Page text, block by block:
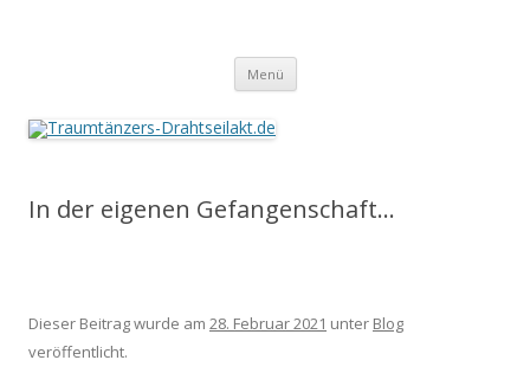
Menü Springe
Inhalt
In der eigenen Gefangenschaft…
Dieser Beitrag wurde am 28. Februar 2021 unter Blog
veröffentlicht.